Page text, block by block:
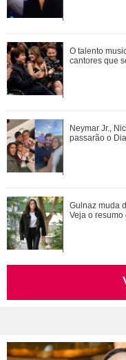
Ariana Grande
pausar a
Gillian
como estão os
Novelas,
carreira de
O talento
cantores que
Neymar Jr.,
passarão o
Gulnaz muda
Veja o resumo